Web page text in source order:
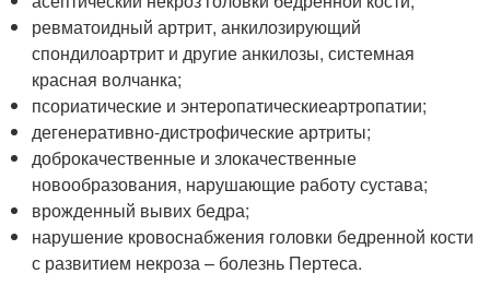
ревматоидный артрит, анкилозирующий
спондилоартрит и другие анкилозы, системная
красная волчанка;
псориатические и энтеропатическиеартропатии;
дегенеративно-дистрофические артриты;
доброкачественные и злокачественные
новообразования, нарушающие работу сустава;
врожденный вывих бедра;
нарушение кровоснабжения головки бедренной кости
с развитием некроза – болезнь Пертеса.